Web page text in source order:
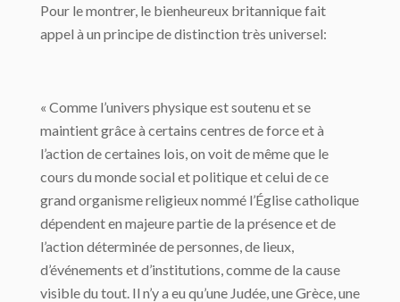
Pour le montrer, le bienheureux britannique fait
appel à un principe de distinction très universel:
« Comme l’univers physique est soutenu et se
maintient grâce à certains centres de force et à
l’action de certaines lois, on voit de même que le
cours du monde social et politique et celui de ce
grand organisme religieux nommé l’Église catholique
dépendent en majeure partie de la présence et de
l’action déterminée de personnes, de lieux,
d’événements et d’institutions, comme de la cause
visible du tout. Il n’y a eu qu’une Judée, une Grèce, une